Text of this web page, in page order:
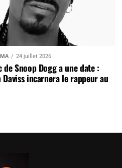
24 juillet 2026
de Snoop Dogg a une date :
Daviss incarnera le rappeur au